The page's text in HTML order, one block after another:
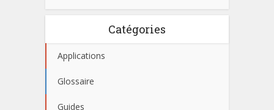
Catégories
Applications
Glossaire
Guides